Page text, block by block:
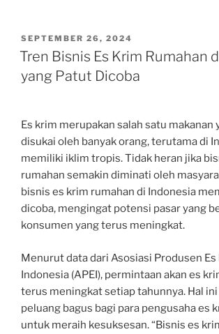
POSTED
ON
SEPTEMBER 26, 2024
Tren Bisnis Es Krim Rumahan
yang Patut Dicoba
Es krim merupakan salah satu makanan
disukai oleh banyak orang, terutama di
memiliki iklim tropis. Tidak heran jika
rumahan semakin diminati oleh
bisnis es krim rumahan di Indonesia
dicoba, mengingat potensi pasar yang
konsumen yang terus meningkat.
Menurut data dari Asosiasi Produsen Es
Indonesia (APEI), permintaan akan es
terus meningkat setiap tahunnya. Hal
peluang bagus bagi para pengusaha es
untuk meraih kesuksesan. “Bisnis es